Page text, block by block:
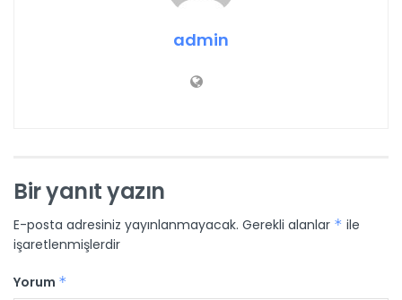
admin
Bir yanıt yazın
E-posta adresiniz yayınlanmayacak. Gerekli alanlar * ile
işaretlenmişlerdir
Yorum *